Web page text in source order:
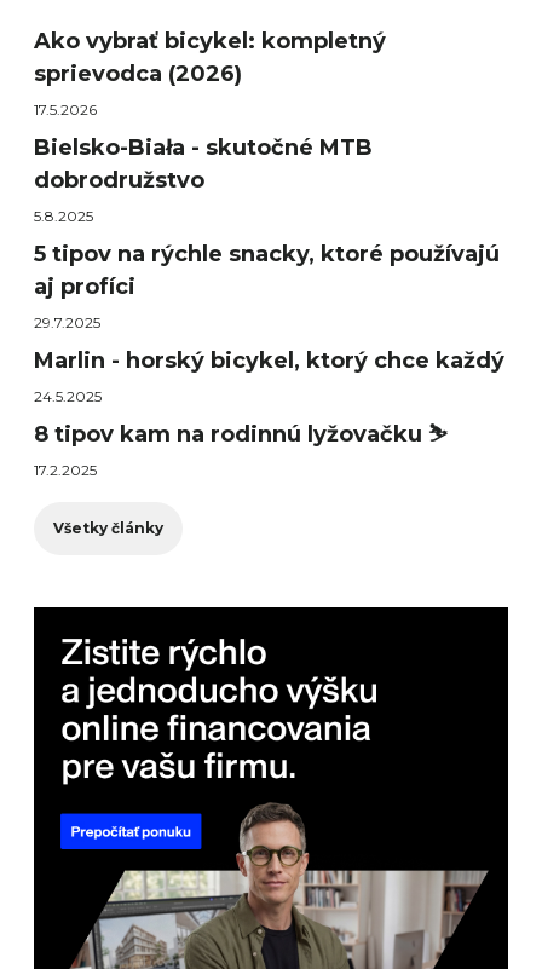
Ako vybrať bicykel: kompletný
sprievodca (2026)
17.5.2026
Bielsko-Biała - skutočné MTB
dobrodružstvo
5.8.2025
5 tipov na rýchle snacky, ktoré používajú
aj profíci
29.7.2025
Marlin - horský bicykel, ktorý chce každý
24.5.2025
8 tipov kam na rodinnú lyžovačku ⛷️
17.2.2025
Všetky články